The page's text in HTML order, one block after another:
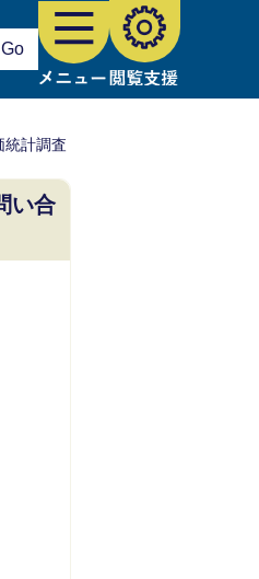
Go
統計調査
い合